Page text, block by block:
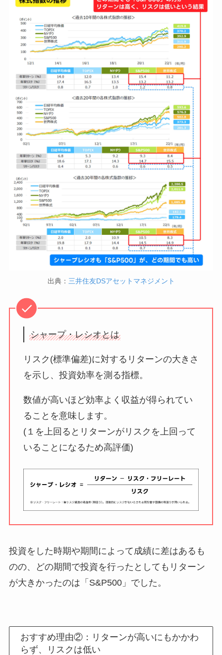
出典： 三井住友DSアセットマネジメント
シャープ・レシオとは
リスク(標準偏差)に対するリターンの大きさ
を示し、投資効率を測る指標。
数値が高いほど効率よく収益が得られてい
ることを意味します。
(１を上回るとリターンがリスクを上回って
いることになるため高評価)
投資をした時期や期間によって成績に差はあるも
のの、どの期間で投資を行ったとしてもリターン
が大きかったのは「S&P500」でした。
おすすめ理由②：リターンが高いにもかかわ
らず、リスクは低い